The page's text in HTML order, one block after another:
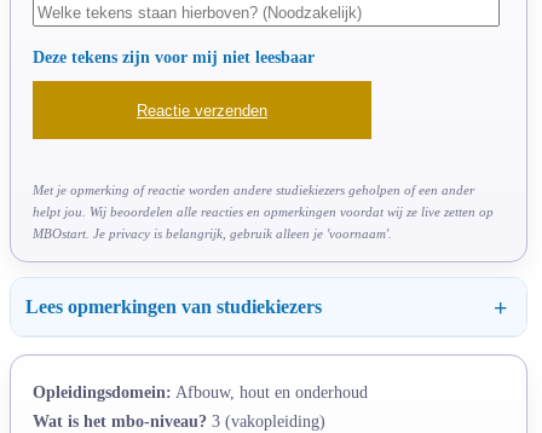
Deze tekens zijn voor mij niet leesbaar
Met je opmerking of reactie worden andere studiekiezers geholpen of een ander
helpt jou. Wij beoordelen alle reacties en opmerkingen voordat wij ze live zetten op
MBOstart. Je privacy is belangrijk, gebruik alleen je 'voornaam'.
Lees opmerkingen van studiekiezers
Opleidingsdomein: Afbouw, hout en onderhoud
Wat is het mbo-niveau? 3 (vakopleiding)